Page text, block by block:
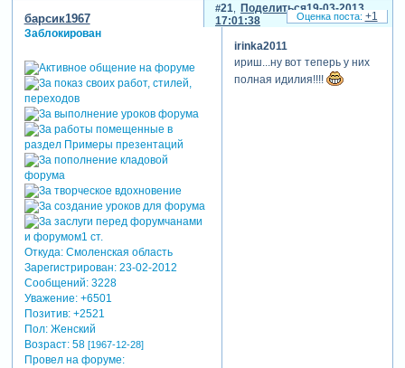
Поделиться
21
19-03-2013
17:01:38
барсик1967
Заблокирован
Откуда:Смоленская область
Зарегистрирован: 23-02-2012
Сообщений:3228
Уважение: +6501
Позитив: +2521
Пол:Женский
Возраст:58 [1967-12-28]
Провел на форуме:
irinka2011
ириш...ну вот теперь у них
полная идилия!!!!
+1